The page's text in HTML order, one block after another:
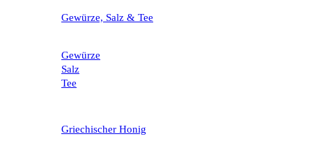
Gewürze, Salz & Tee
Gewürze
Salz
Tee
Griechischer Honig